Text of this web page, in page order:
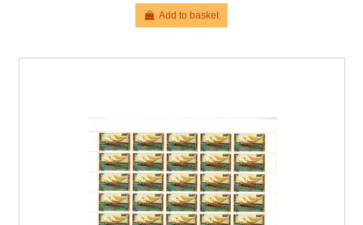
Add to basket